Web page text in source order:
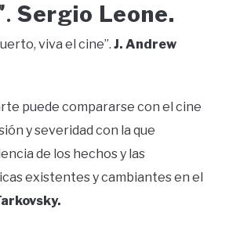
Sergio Leone.
viva el cine”. J. Andrew
puede compararse con el cine
y severidad con la que
de los hechos y las
existentes y cambiantes en el